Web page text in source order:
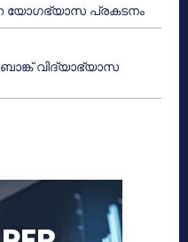
യോഗഭ്യാസ പ്രകടനം
വിദ്യാഭ്യാസ